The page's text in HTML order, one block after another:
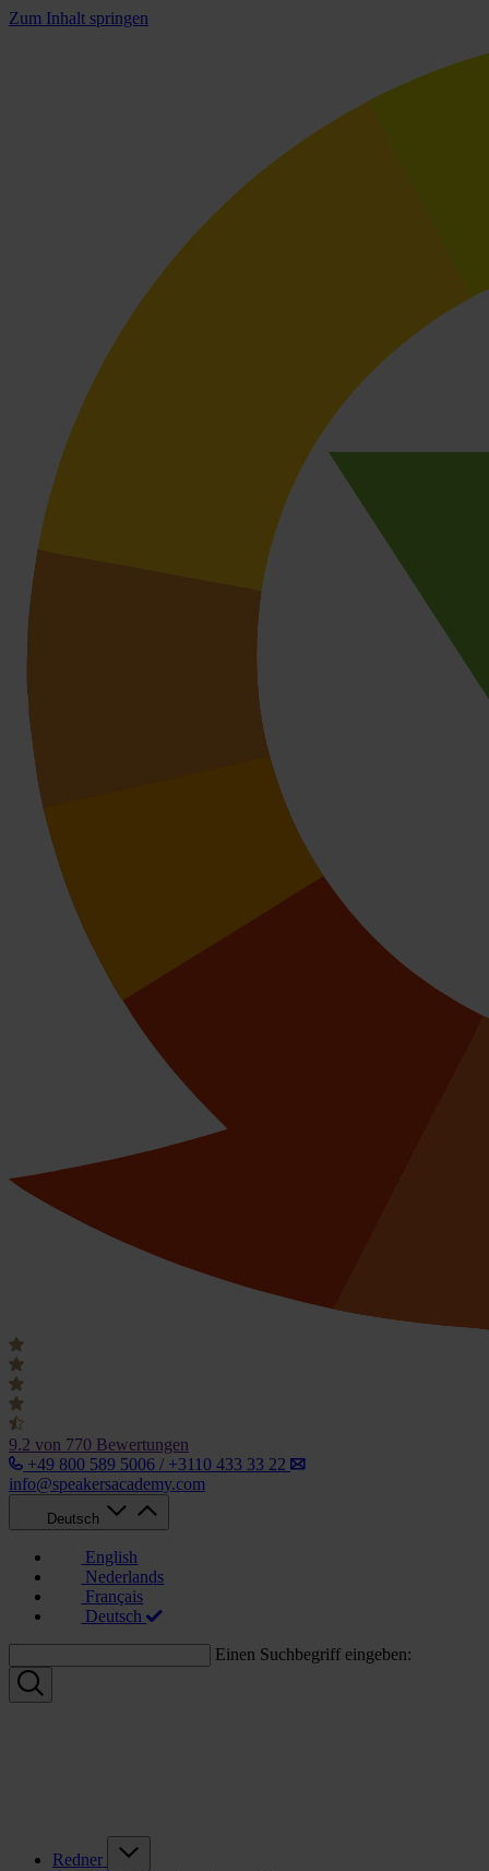
Zum Inhalt springen
9.2 von 770 Bewertungen
+49 800 589 5006 / +3110 433 33 22
info@speakersacademy.com
Deutsch
English
Nederlands
Français
Deutsch
Einen Suchbegriff eingeben:
Redner